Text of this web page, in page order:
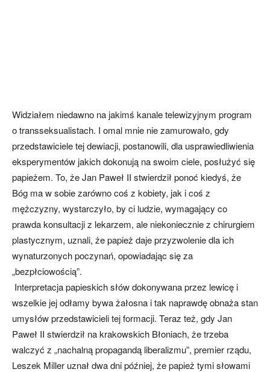
Widziałem niedawno na jakimś kanale telewizyjnym program
o transseksualistach. I omal mnie nie zamurowało, gdy
przedstawiciele tej dewiacji, postanowili, dla usprawiedliwienia
eksperymentów jakich dokonują na swoim ciele, posłużyć się
papieżem. To, że Jan Paweł II stwierdził ponoć kiedyś, że
Bóg ma w sobie zarówno coś z kobiety, jak i coś z
mężczyzny, wystarczyło, by ci ludzie, wymagający co
prawda konsultacji z lekarzem, ale niekoniecznie z chirurgiem
plastycznym, uznali, że papież daje przyzwolenie dla ich
wynaturzonych poczynań, opowiadając się za
„bezpłciowością”.
Interpretacja papieskich słów dokonywana przez lewicę i
wszelkie jej odłamy bywa żałosna i tak naprawdę obnaża stan
umysłów przedstawicieli tej formacji. Teraz też, gdy Jan
Paweł II stwierdził na krakowskich Błoniach, że trzeba
walczyć z „nachalną propagandą liberalizmu”, premier rządu,
Leszek Miller uznał dwa dni później, że papież tymi słowami